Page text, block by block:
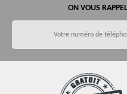
ON VOUS